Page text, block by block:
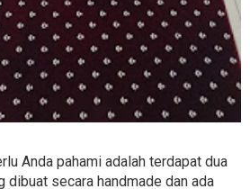
Anda pahami adalah terdapat dua
dibuat secara handmade dan ada